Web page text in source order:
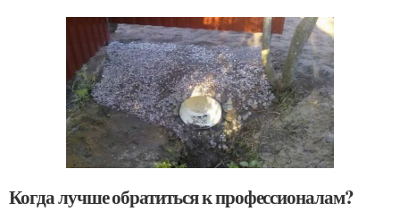
Когда лучше обратиться к профессионалам?